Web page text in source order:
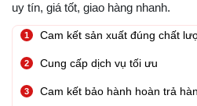
uy tín, giá tốt, giao hàng nhanh.
Cam kết sản xuất đúng chất
Cung cấp dịch vụ tối ưu
Cam kết bảo hành hoàn trả